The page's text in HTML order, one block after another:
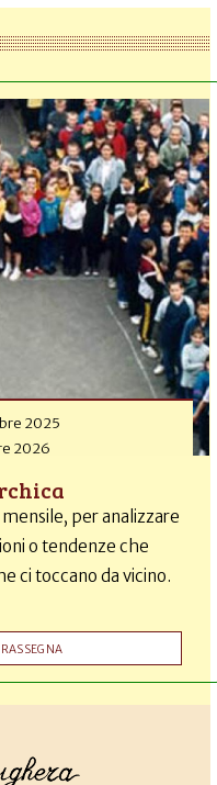
2025
2026
per analizzare
o tendenze che
ci toccano da vicino.